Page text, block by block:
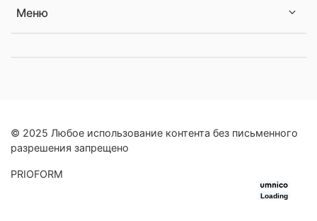
Меню
© 2025 Любое использование контента без письменного
разрешения запрещено
PRIOFORM
Loading